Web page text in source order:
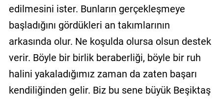
edilmesini ister. Bunların gerçekleşmeye
başladığını gördükleri an takımlarının
arkasında olur. Ne koşulda olursa olsun destek
verir. Böyle bir birlik beraberliği, böyle bir ruh
halini yakaladığımız zaman da zaten başarı
kendiliğinden gelir. Biz bu sene büyük Beşiktaş